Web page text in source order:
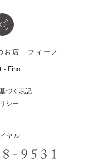
お店 フィーノ
- Fino
づく表記
シー
ヤル